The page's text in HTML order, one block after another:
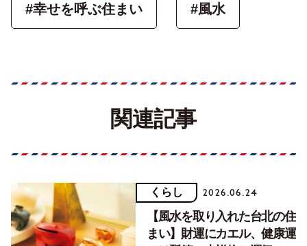
#幸せを呼ぶ住まい #風水
関連記事
くらし 2026.06.24
【風水を取り入れた台北の住
まい】財運にカエル、健康運